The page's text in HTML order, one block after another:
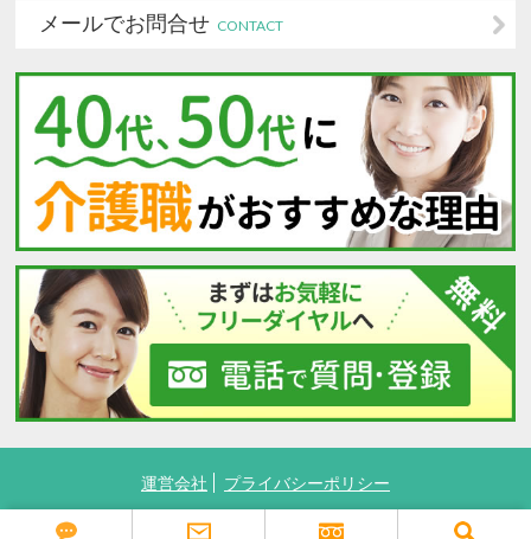
メールでお問合せ CONTACT
運営会社 プライバシーポリシー